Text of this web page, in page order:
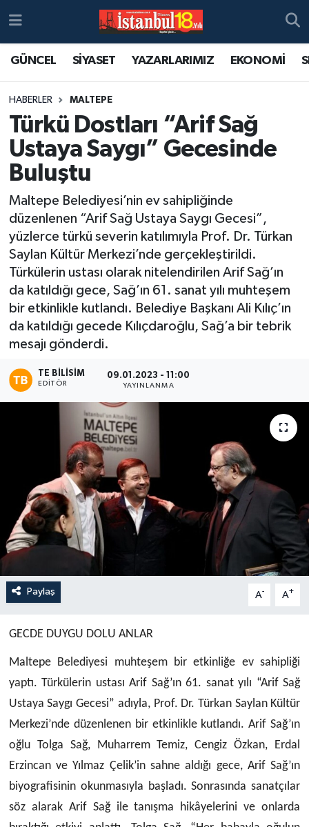
GÜNCEL SİYASET YAZARLARIMIZ EKONOMİ
HABERLER MALTEPE
Türkü Dostları “Arif Sağ
Ustaya Saygı” Gecesinde
Buluştu
Maltepe Belediyesi’nin ev sahipliğinde
düzenlenen “Arif Sağ Ustaya Saygı Gecesi”,
yüzlerce türkü severin katılımıyla Prof. Dr. Türkan
Saylan Kültür Merkezi’nde gerçekleştirildi.
Türkülerin ustası olarak nitelendirilen Arif Sağ’ın
da katıldığı gece, Sağ’ın 61. sanat yılı muhteşem
bir etkinlikle kutlandı. Belediye Başkanı Ali Kılıç’ın
da katıldığı gecede Kılıçdaroğlu, Sağ’a bir tebrik
mesajı gönderdi.
TE BILISIM
EDITÖR
09.01.2023 - 11:00
YAYINLANMA
Paylaş A- A+
GECDE DUYGU DOLU ANLAR
Maltepe Belediyesi muhteşem bir etkinliğe ev sahipliği
yaptı. Türkülerin ustası Arif Sağ’ın 61. sanat yılı “Arif Sağ
Ustaya Saygı Gecesi” adıyla, Prof. Dr. Türkan Saylan Kültür
Merkezi’nde düzenlenen bir etkinlikle kutlandı. Arif Sağ’ın
oğlu Tolga Sağ, Muharrem Temiz, Cengiz Özkan, Erdal
Erzincan ve Yılmaz Çelik’in sahne aldığı gece, Arif Sağ’ın
biyografisinin okunmasıyla başladı. Sonrasında sanatçılar
söz alarak Arif Sağ ile tanışma hikâyelerini ve onlarda